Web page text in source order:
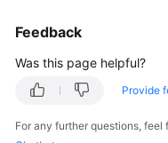
Guide
Administrator
Guide
Best
Feedback
Was this page helpful?
Provide
For any further questions,